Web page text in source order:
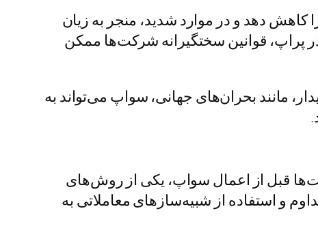
کاهش دهد و در موارد شدید، منجر به زیان
پراپ، قوانین سختگیرانه شرکت‌ها ممکن
مانند بحران‌های جهانی، سواپ می‌تواند به
قبل از اعمال سواپ، یکی از روش‌های
و استفاده از شبیه‌سازهای معاملاتی به